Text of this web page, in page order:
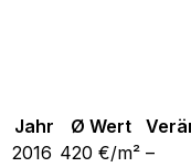
Jahr Ø Wert
2016 420 €/m² –